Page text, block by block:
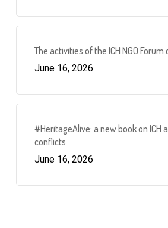
The activities of the ICH NGO Forum
June 16, 2026
#HeritageAlive: a new book on ICH
conflicts
June 16, 2026